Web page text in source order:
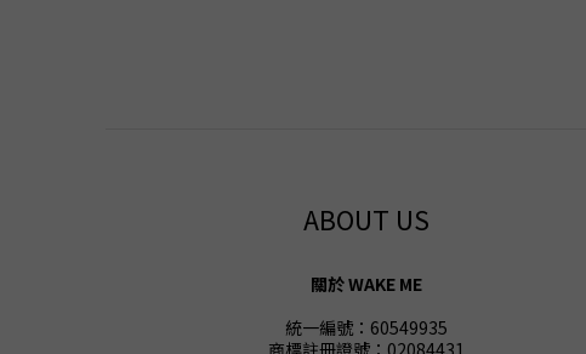
ABOUT US
關於 WAKE ME
統一編號：60549935